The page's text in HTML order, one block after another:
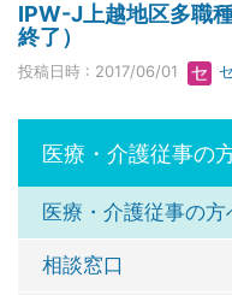
IPW-J上越地区多職
終了）
投稿日時 : 2017/06/01
医療・介護従事の
医療・介護従事の
相談窓口